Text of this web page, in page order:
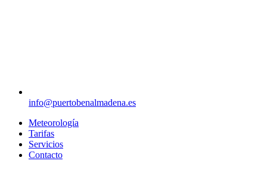
info@puertobenalmadena.es
Meteorología
Tarifas
Servicios
Contacto